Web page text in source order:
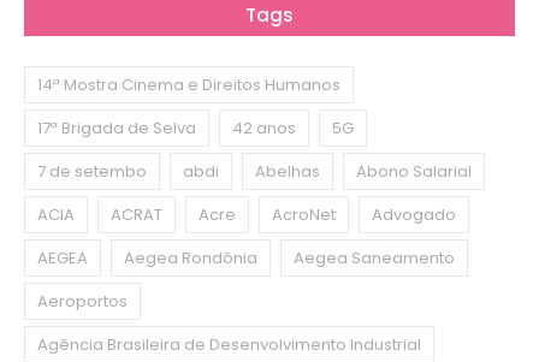
Tags
14ª Mostra Cinema e Direitos Humanos
17ª Brigada de Selva
42 anos
5G
7 de setembo
abdi Abelhas
Abono Salarial
ACIA
ACRAT Acre AcroNet
Advogado
AEGEA
Aegea Rondônia
Aegea Saneamento
Aeroportos
Agência Brasileira de Desenvolvimento Industrial